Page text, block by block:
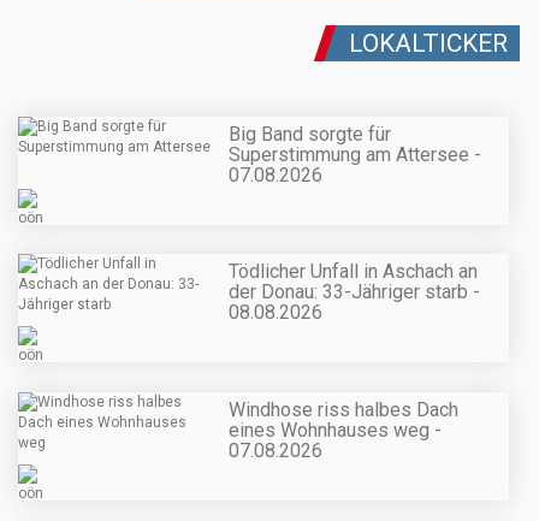
LOKALTICKER
Big Band sorgte für
Superstimmung am Attersee -
07.08.2026
Tödlicher Unfall in Aschach an
der Donau: 33-Jähriger starb -
08.08.2026
Windhose riss halbes Dach
eines Wohnhauses weg -
07.08.2026